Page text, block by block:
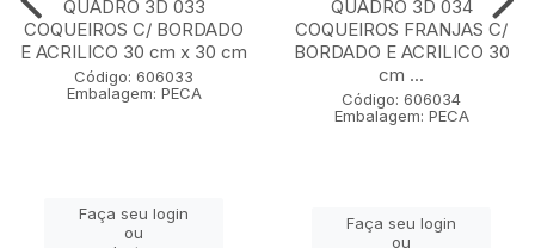
QUADRO 3D 033
COQUEIROS C/ BORDADO
E ACRILICO 30 cm x 30 cm
Código: 606033
Embalagem: PECA
Faça seu login
ou
QUADRO 3D 034
COQUEIROS FRANJAS C/
BORDADO E ACRILICO 30
cm ...
Código: 606034
Embalagem: PECA
Faça seu login
ou